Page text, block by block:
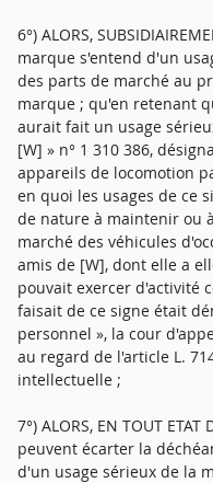
6°) ALORS,
marque s'entend d'un
des parts de marché au
marque ; qu'en retenant
aurait fait un usage
[W] » n° 1 310 386,
appareils de locomotion
en quoi les usages de ce
de nature à maintenir ou
marché des véhicules
amis de [W], dont elle a
pouvait exercer d'activité
faisait de ce signe était
personnel », la cour
au regard de l'article L.
intellectuelle ;
7°) ALORS, EN TOUT
peuvent écarter la
d'un usage sérieux de la